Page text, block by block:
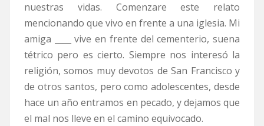
nuestras vidas. Comenzare este relato
mencionando que vivo en frente a una iglesia. Mi
amiga ____ vive en frente del cementerio, suena
tétrico pero es cierto. Siempre nos interesó la
religión, somos muy devotos de San Francisco y
de otros santos, pero como adolescentes, desde
hace un año entramos en pecado, y dejamos que
el mal nos lleve en el camino equivocado.